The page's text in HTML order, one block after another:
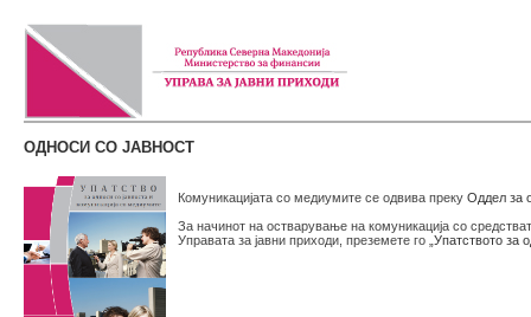
ОДНОСИ СО ЈАВНОСТ
Комуникацијата со медиумите се одвива преку Оддел за
За начинот на остварување на комуникација со
Управата за јавни приходи, преземете го „Упатството за